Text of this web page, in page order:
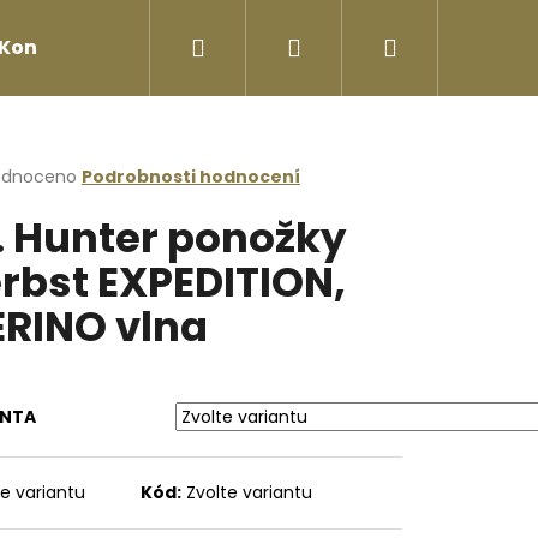
Kontakty Přihlášení
Podrobnosti hodnocení
Hunter ponožky
EXPEDITION,
vlna
variantu Kód: Zvolte variantu